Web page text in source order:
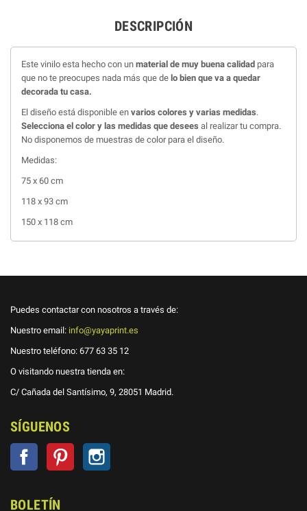
DESCRIPCIÓN
Este vinilo esta hecho con un material de muy buena calidad para
que no te preocupes nada más que de lo bien que va a quedar
decorada tu casa.
El diseño está disponible en varios colores y varias medidas.
Selecciona el color y las medidas que desees al realizar tu compra.
No disponemos de muestras de color para el diseño.
Medidas:
75 x 60 cm
118 x 93 cm
150 x 118 cm
Puedes contactar con nosotros a través de:
Nuestro email: info@yayaprint.es
Nuestro teléfono: 677 63 35 12
O visitando nuestra tienda en:
C/ Cañada del Santísimo, 9, 28051 Madrid.
SÍGUENOS
Facebook Pinterest
BOLETÍN